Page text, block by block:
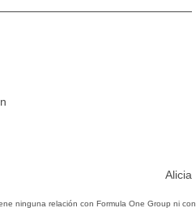
Alicia
ninguna relación con Formula One Group ni con